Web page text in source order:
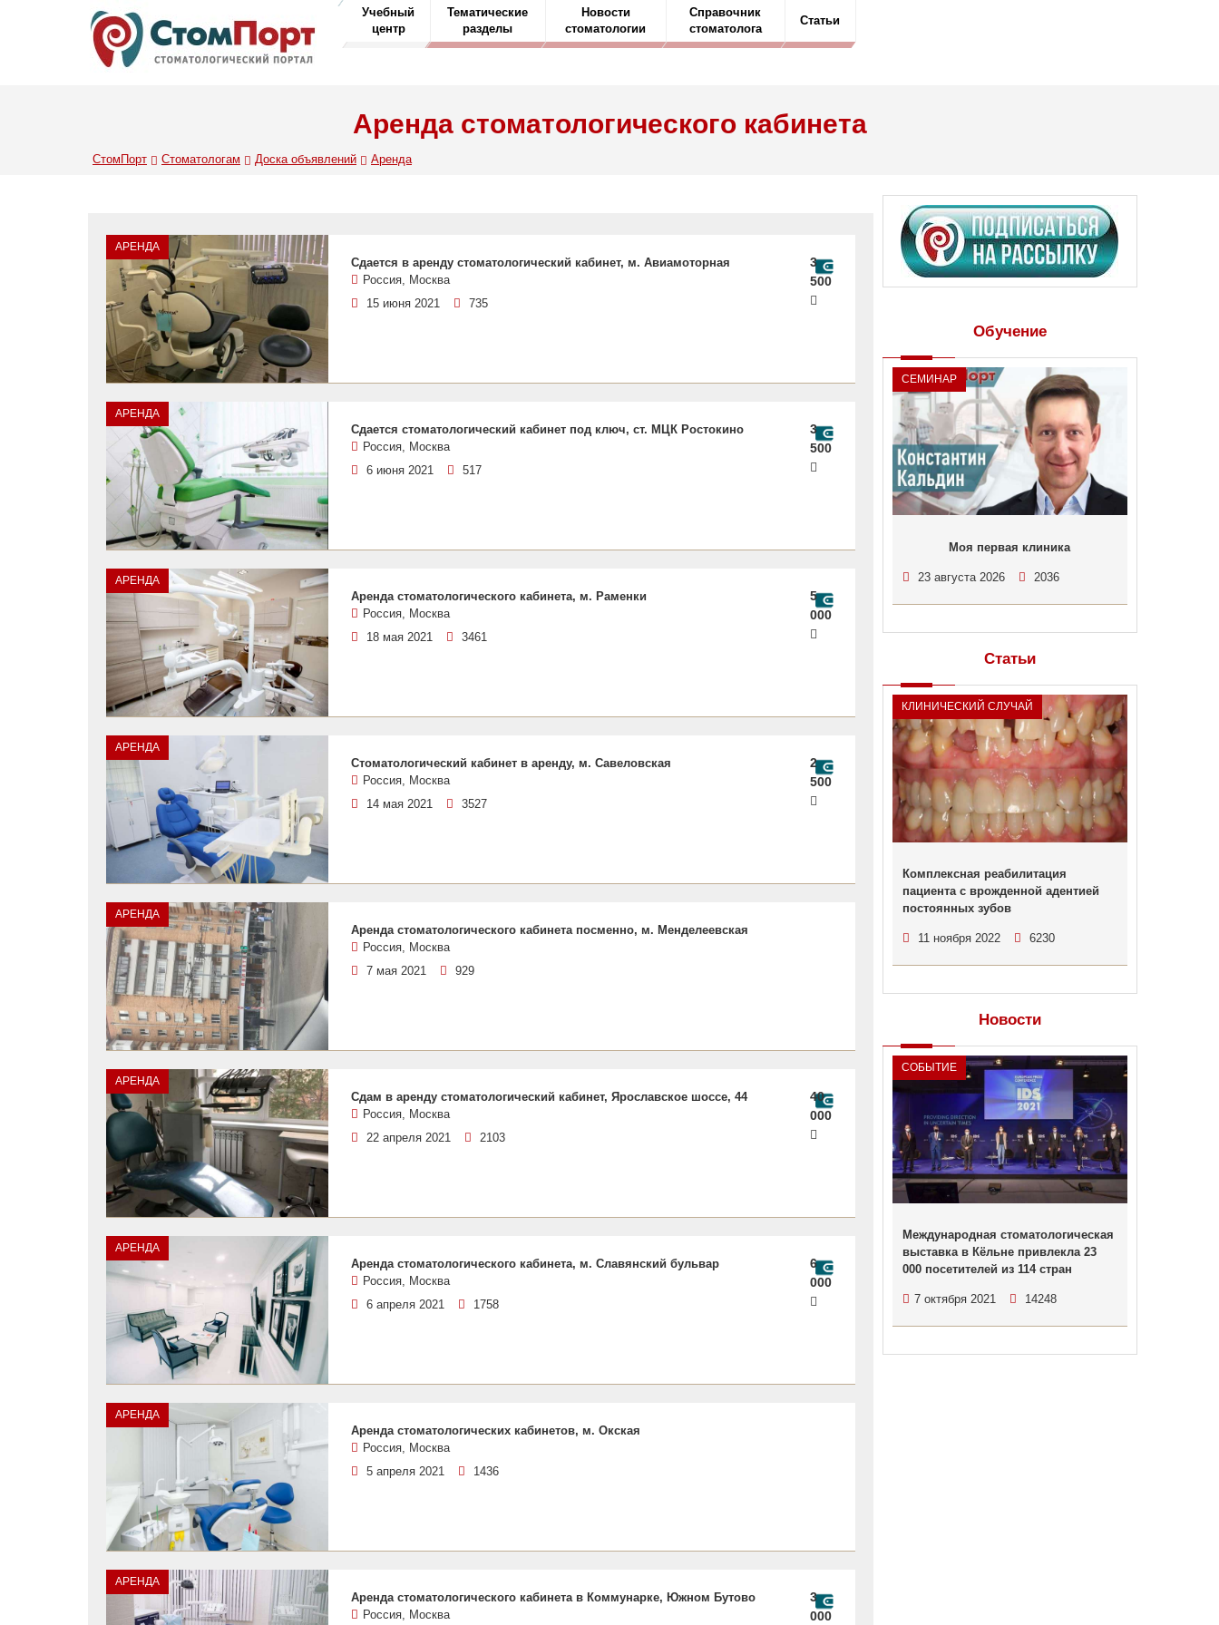
Учебный
центр
Тематические
разделы
Новости
стоматологии
Справочник
стоматолога
Статьи
Аренда стоматологического кабинета
СтомПорт Стоматологам Доска объявлений Аренда
АРЕНДА
Сдается в аренду стоматологический кабинет, м. Авиамоторная
3
500
Россия, Москва
15 июня 2021
735
АРЕНДА
Сдается стоматологический кабинет под ключ, ст. МЦК Ростокино
3
500
Россия, Москва
6 июня 2021
517
АРЕНДА
Аренда стоматологического кабинета, м. Раменки
5
000
Россия, Москва
18 мая 2021
3461
АРЕНДА
Стоматологический кабинет в аренду, м. Савеловская
2
500
Россия, Москва
14 мая 2021
3527
АРЕНДА
Аренда стоматологического кабинета посменно, м. Менделеевская
Россия, Москва
7 мая 2021
929
АРЕНДА
Сдам в аренду стоматологический кабинет, Ярославское шоссе, 44
40
000
Россия, Москва
22 апреля 2021
2103
АРЕНДА
Аренда стоматологического кабинета, м. Славянский бульвар
6
000
Россия, Москва
6 апреля 2021
1758
АРЕНДА
Аренда стоматологических кабинетов, м. Окская
Россия, Москва
5 апреля 2021
1436
АРЕНДА
Аренда стоматологического кабинета в Коммунарке, Южном Бутово
3
000
Россия, Москва
Обучение
СЕМИНАР
Моя первая клиника
23 августа 2026 2036
Статьи
КЛИНИЧЕСКИЙ СЛУЧАЙ
Комплексная реабилитация
пациента с врожденной адентией
постоянных зубов
11 ноября 2022 6230
Новости
СОБЫТИЕ
Международная стоматологическая
выставка в Кёльне привлекла 23
000 посетителей из 114 стран
7 октября 2021 14248